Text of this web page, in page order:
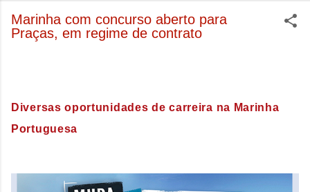
Marinha com concurso aberto para
Praças, em regime de contrato
Diversas oportunidades de carreira na Marinha
Portuguesa